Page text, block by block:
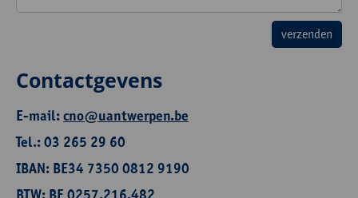
Contactgevens
E-mail:cno@uantwerpen.be
Tel.: 03 265 29 60
IBAN: BE34 7350 0812 9190